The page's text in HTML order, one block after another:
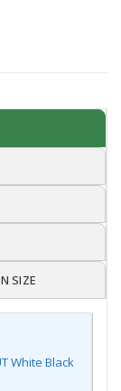
SIZE
White Black